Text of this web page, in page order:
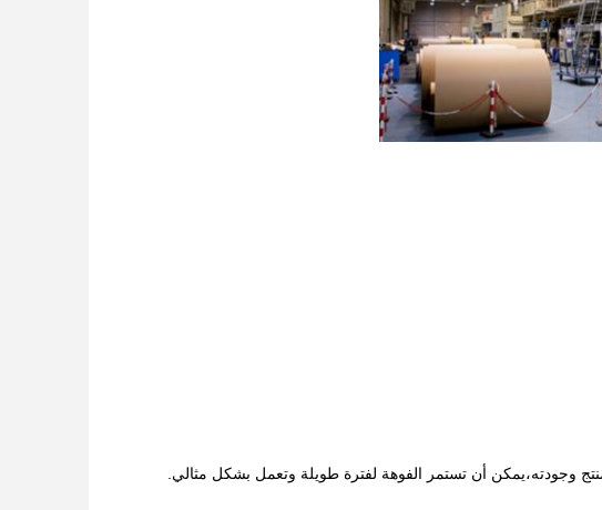
وجودته،يمكن أن تستمر الفوهة لفترة طويلة وتعمل بشكل مثالي.